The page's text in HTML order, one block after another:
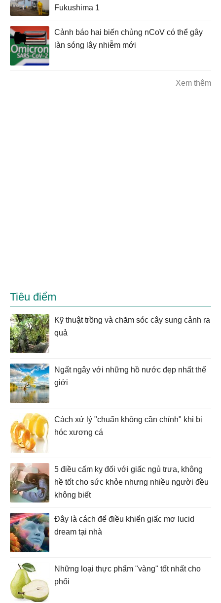
Fukushima 1
Cảnh báo hai biến chủng nCoV có thể gây
làn sóng lây nhiễm mới
Xem thêm
Tiêu điểm
Kỹ thuật trồng và chăm sóc cây sung cảnh ra
quả
Ngất ngây với những hồ nước đẹp nhất thế
giới
Cách xử lý "chuẩn không cần chỉnh" khi bị
hóc xương cá
5 điều cấm kỵ đối với giấc ngủ trưa, không
hề tốt cho sức khỏe nhưng nhiều người đều
không biết
Đây là cách để điều khiển giấc mơ lucid
dream tại nhà
Những loại thực phẩm "vàng" tốt nhất cho
phổi